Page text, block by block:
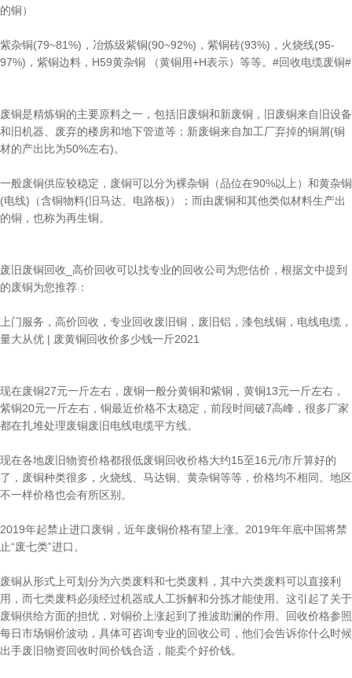
的铜）
紫杂铜(79~81%)，冶炼级紫铜(90~92%)，紫铜砖(93%)，火烧线(95-
97%)，紫铜边料，H59黄杂铜 （黄铜用+H表示）等等。#回收电缆废铜#
废铜是精炼铜的主要原料之一，包括旧废铜和新废铜，旧废铜来自旧设备
和旧机器、废弃的楼房和地下管道等；新废铜来自加工厂弃掉的铜屑(铜
材的产出比为50%左右)。
一般废铜供应较稳定，废铜可以分为裸杂铜（品位在90%以上）和黄杂铜
(电线)（含铜物料(旧马达、电路板)）；而由废铜和其他类似材料生产出
的铜，也称为再生铜。
废旧废铜回收_高价回收可以找专业的回收公司为您估价，根据文中提到
的废铜为您推荐：
上门服务，高价回收，专业回收废旧铜，废旧铝，漆包线铜，电线电缆，
量大从优 | 废黄铜回收价多少钱一斤2021
现在废铜27元一斤左右，废铜一般分黄铜和紫铜，黄铜13元一斤左右，
紫铜20元一斤左右，铜最近价格不太稳定，前段时间破7高峰，很多厂家
都在扎堆处理废铜废旧电线电缆平方线。
现在各地废旧物资价格都很低废铜回收价格大约15至16元/市斤算好的
了，废铜种类很多，火烧线、马达铜、黄杂铜等等，价格均不相同。地区
不一样价格也会有所区别。
2019年起禁止进口废铜，近年废铜价格有望上涨。2019年年底中国将禁
止“废七类”进口。
废铜从形式上可划分为六类废料和七类废料，其中六类废料可以直接利
用，而七类废料必须经过机器或人工拆解和分拣才能使用。这引起了关于
废铜供给方面的担忧，对铜价上涨起到了推波助澜的作用。回收价格参照
每日市场铜价波动，具体可咨询专业的回收公司，他们会告诉你什么时候
出手废旧物资回收时间价钱合适，能卖个好价钱。